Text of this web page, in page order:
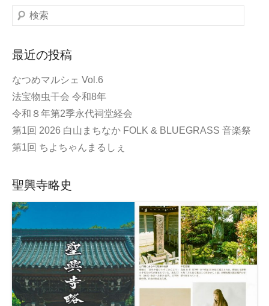
検
最近の投稿
なつめマルシェ Vol.6
法宝物虫干会 令和8年
令和８年第2季永代祠堂経会
第1回 2026 白山まちなか FOLK & BLUEGRASS 音楽祭
第1回 ちよちゃんまるしぇ
聖興寺略史